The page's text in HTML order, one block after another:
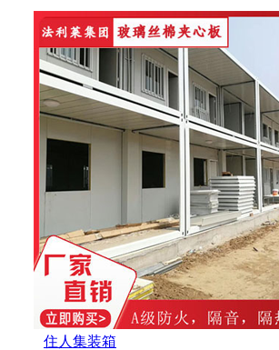
住人集装箱